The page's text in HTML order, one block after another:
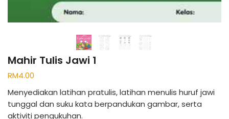
Mahir Tulis Jawi 1
RM4.00
Menyediakan latihan pratulis, latihan menulis huruf jawi
tunggal dan suku kata berpandukan gambar, serta
aktiviti pengukuhan.